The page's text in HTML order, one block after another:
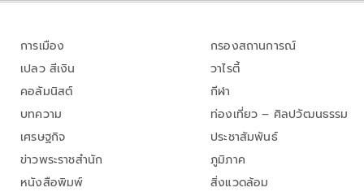
การเมือง
เปลว สีเงิน
คอลัมนิสต์
บทความ
เศรษฐกิจ
ข่าวพระราชสำนัก
หนังสือพิมพ์
กรองสถานการณ์
วาไรตี้
กีฬา
ท่องเที่ยว – ศิลปวัฒนธรรม
ประชาสัมพันธ์
ภูมิภาค
สิ่งแวดล้อม